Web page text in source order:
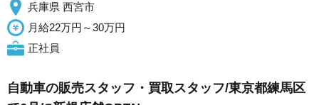
兵庫県 西宮市
月給22万円～30万円
正社員
自動車の販売スタッフ・買取スタッフ/東京都練馬区